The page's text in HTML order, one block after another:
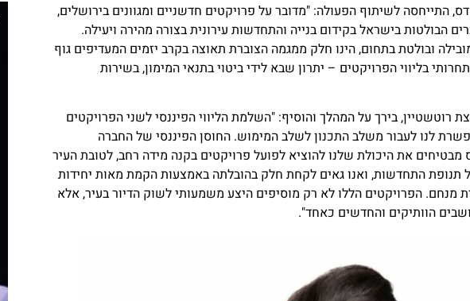
התייחסה לשיתוף הפעולה: "מדובר על פרויקטים חדשניים ומגוונים בירושלים,
הבולטות בישראל בקידום בנייה והתחדשות עירונית בצורה מהירה ויעילה.
ובולטת בתחום, הינו חלק ממגמה הצוברת תאוצה בקרב יזמים המעדיפים גוף
בליווי הפרויקטים – יתרון שבא לידי ביטוי בתנאי המימון, בשירות
רוטשטיין, בירך על המהלך והוסיף: "השלמת הליווי הפיננסי לשני הפרויקטים
לנו לעבור משלב התכנון לשלב המימוש. החוסן הפיננסי של החברה
את היכולת שלנו להוציא לפועל פרויקטים בקנה מידה רחב, לטובת העיר
תנופת התחדשות, ואנו גאים לקחת חלק בהובלתה באמצעות הקמת מאות יחידות
מנחם. הפרויקטים הללו לא רק מוסיפים היצע משמעותי לשוק הדיור בעיר, אלא
הוותיקים והחדשים כאחד".